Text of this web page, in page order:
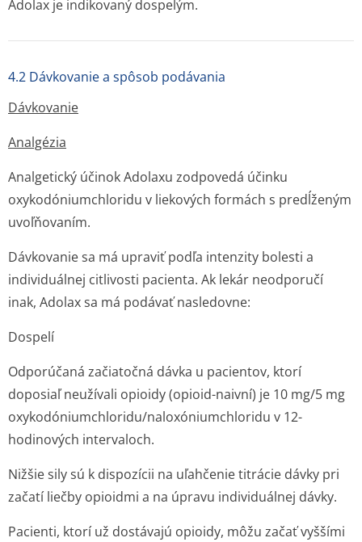
Adolax je indikovaný dospelým.
4.2 Dávkovanie a spôsob podávania
Dávkovanie
Analgézia
Analgetický účinok Adolaxu zodpovedá účinku
oxykodóniumchloridu v liekových formách s predĺženým
uvoľňovaním.
Dávkovanie sa má upraviť podľa intenzity bolesti a
individuálnej citlivosti pacienta. Ak lekár neodporučí
inak, Adolax sa má podávať nasledovne:
Dospelí
Odporúčaná začiatočná dávka u pacientov, ktorí
doposiaľ neužívali opioidy (opioid-naivní) je 10 mg/5 mg
oxykodóniumchlo­ridu/naloxóni­umchloridu v 12-
hodinových intervaloch.
Nižšie sily sú k dispozícii na uľahčenie titrácie dávky pri
začatí liečby opioidmi a na úpravu individuálnej dáv­ky.
Pacienti, ktorí už dostávajú opioidy, môžu začať vyššími